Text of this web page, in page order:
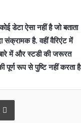
डेटा ऐसा नहीं है जो बताता
संक्रामक है. वहीं वैरिएंट में
में और स्टडी की जरूरत
रूप से पुष्टि नहीं करता है
Print